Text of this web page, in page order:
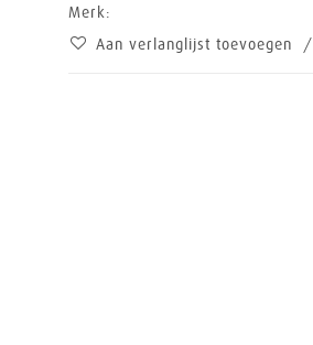
Merk:
Aan verlanglijst toevoegen
/